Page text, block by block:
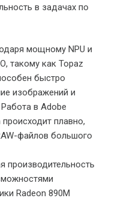
в
12 ядрам и 24
кэш-памяти, ноутбук
позволяя
приложениями без
таблицами, создание
больших текстовых
Особенно заметно
работе с макросами